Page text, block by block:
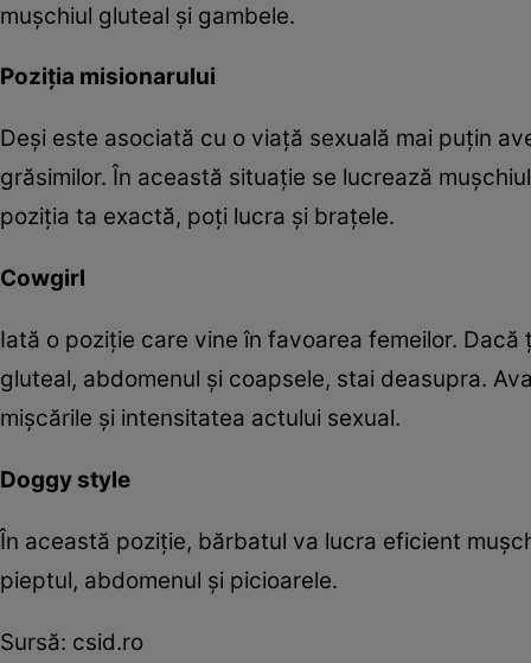
muşchiul gluteal şi gambele.
Poziţia misionarului
Deşi este asociată cu o viaţă sexuală mai puţin
grăsimilor. În această situaţie se lucrează
poziţia ta exactă, poţi lucra şi braţele.
Cowgirl
Iată o poziţie care vine în favoarea femeilor.
gluteal, abdomenul şi coapsele, stai deasupra.
mişcările şi intensitatea actului sexual.
Doggy style
În această poziţie, bărbatul va lucra eficient
pieptul, abdomenul şi picioarele.
Sursă: csid.ro